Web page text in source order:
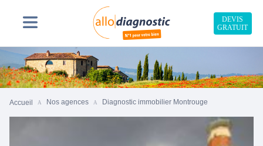
DEVIS
GRATUIT
Accueil Nos agences Diagnostic immobilier Montrouge